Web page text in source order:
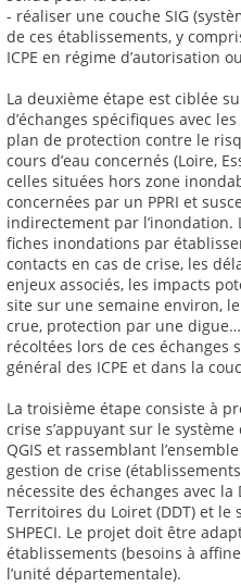
- réaliser une couche SIG
de ces établissements, y
ICPE en régime d’autorisation
La deuxième étape est ciblée
d’échanges spécifiques avec
plan de protection contre le
cours d’eau concernés (Loire,
celles situées hors zone
concernées par un PPRI et
indirectement par l’inondation.
fiches inondations par
contacts en cas de crise, les
enjeux associés, les impacts
site sur une semaine environ,
crue, protection par une
récoltées lors de ces
général des ICPE et dans la
La troisième étape consiste à
crise s’appuyant sur le
QGIS et rassemblant
gestion de crise
nécessite des échanges avec
Territoires du Loiret (DDT) et le
SHPECI. Le projet doit être
établissements (besoins à
l’unité départementale).